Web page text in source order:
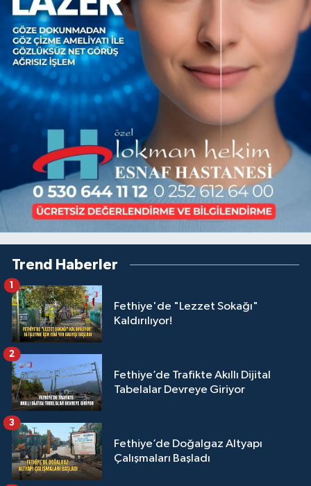
Trend Haberler
Fethiye'de "Lezzet Sokağı"
Kaldırılıyor!
1
Fethiye’de Trafikte Akıllı Dijital
Tabelalar Devreye Giriyor
2
Fethiye’de Doğalgaz Altyapı
Çalışmaları Başladı
3